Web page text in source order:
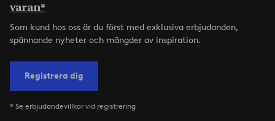
varan*
Som kund hos oss är du först med exklusiva erbjudanden,
spännande nyheter och mängder av inspiration.
Registrera dig
* Se erbjudandevillkor vid registrering